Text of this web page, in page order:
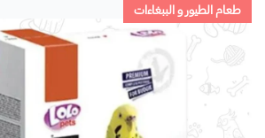
طعام الطيور و الببغاءات